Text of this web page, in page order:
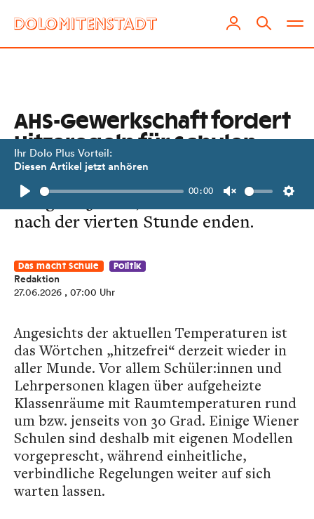
Ihr Dolo Plus Vorteil:
Diesen Artikel jetzt anhören
Play
00:00
Unmute
AHS-Gewerkschaft fordert
Hitzeregeln für Schulen
Übersteigt die Raumtemperatur am
Morgen 25 Grad, soll der Unterricht
nach der vierten Stunde enden.
Das macht Schule Politik
Redaktion
27.06.2026 , 07:00 Uhr
Angesichts der aktuellen Temperaturen ist
das Wörtchen „hitzefrei“ derzeit wieder in
aller Munde. Vor allem Schüler:innen und
Lehrpersonen klagen über aufgeheizte
Klassenräume mit Raumtemperaturen rund
um bzw. jenseits von 30 Grad. Einige Wiener
Schulen sind deshalb mit eigenen Modellen
vorgeprescht, während einheitliche,
verbindliche Regelungen weiter auf sich
warten lassen.